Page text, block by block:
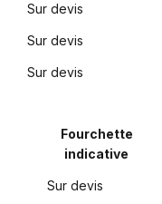
Sur devis
Sur devis
Sur devis
Fourchette
indicative
Sur devis